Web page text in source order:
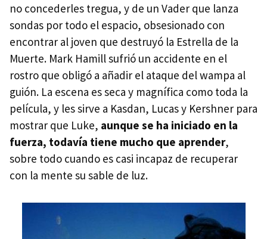
no concederles tregua, y de un Vader que lanza
sondas por todo el espacio, obsesionado con
encontrar al joven que destruyó la Estrella de la
Muerte. Mark Hamill sufrió un accidente en el
rostro que obligó a añadir el ataque del wampa al
guión. La escena es seca y magnífica como toda la
película, y les sirve a Kasdan, Lucas y Kershner para
mostrar que Luke, aunque se ha iniciado en la
fuerza, todavía tiene mucho que aprender,
sobre todo cuando es casi incapaz de recuperar
con la mente su sable de luz.